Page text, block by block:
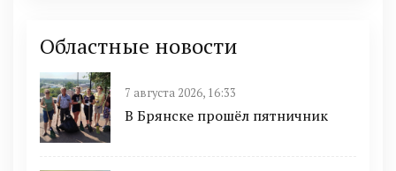
Областные новости
7 августа 2026, 16:33
В Брянске прошёл пятничник